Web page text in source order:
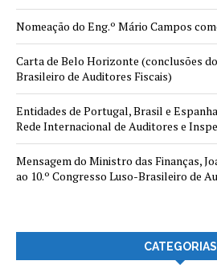
Nomeação do Eng.º Mário Campos
Carta de Belo Horizonte (conclusões
Brasileiro de Auditores Fiscais)
Entidades de Portugal, Brasil e
Rede Internacional de Auditores e
Mensagem do Ministro das Finanças,
ao 10.º Congresso Luso-Brasileiro de
CATEGORIAS